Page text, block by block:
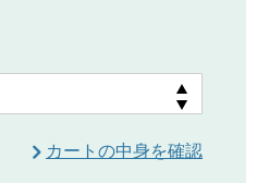
カートの中身を確認